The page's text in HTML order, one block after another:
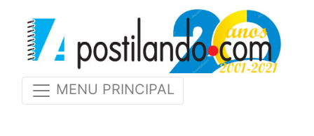
MENU PRINCIPAL